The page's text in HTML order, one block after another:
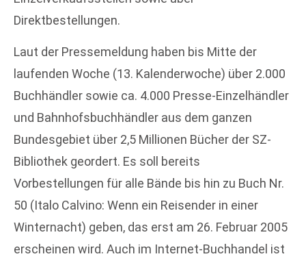
Direktbestellungen.
Laut der Pressemeldung haben bis Mitte der
laufenden Woche (13. Kalenderwoche) über 2.000
Buchhändler sowie ca. 4.000 Presse-Einzelhändler
und Bahnhofsbuchhändler aus dem ganzen
Bundesgebiet über 2,5 Millionen Bücher der SZ-
Bibliothek geordert. Es soll bereits
Vorbestellungen für alle Bände bis hin zu Buch Nr.
50 (Italo Calvino: Wenn ein Reisender in einer
Winternacht) geben, das erst am 26. Februar 2005
erscheinen wird. Auch im Internet-Buchhandel ist